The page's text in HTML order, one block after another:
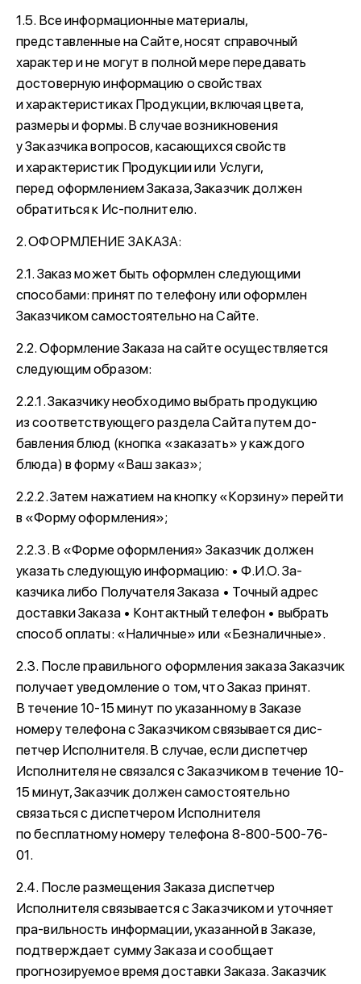
1.5. Все информационные материалы,
представленные на Сайте, носят справочный
характер и не могут в полной мере передавать
достоверную информацию о свойствах
и характеристиках Продукции, включая цвета,
размеры и формы. В случае возникновения
у Заказчика вопросов, касающихся свойств
и характеристик Продукции или Услуги,
перед оформлением Заказа, Заказчик должен
обратиться к Ис-полнителю.
2. ОФОРМЛЕНИЕ ЗАКАЗА:
2.1. Заказ может быть оформлен следующими
способами: принят по телефону или оформлен
Заказчиком самостоятельно на Сайте.
2.2. Оформление Заказа на сайте осуществляется
следующим образом:
2.2.1. Заказчику необходимо выбрать продукцию
из соответствующего раздела Сайта путем до-
бавления блюд (кнопка «заказать» у каждого
блюда) в форму «Ваш заказ»;
2.2.2. Затем нажатием на кнопку «Корзину» перейти
в «Форму оформления»;
2.2.3. В «Форме оформления» Заказчик должен
указать следующую информацию: • Ф.И.О. За-
казчика либо Получателя Заказа • Точный адрес
доставки Заказа • Контактный телефон • выбрать
способ оплаты: «Наличные» или «Безналичные».
2.3. После правильного оформления заказа Заказчик
получает уведомление о том, что Заказ принят.
В течение 10-15 минут по указанному в Заказе
номеру телефона с Заказчиком связывается дис-
петчер Исполнителя. В случае, если диспетчер
Исполнителя не связался с Заказчиком в течение 10-
15 минут, Заказчик должен самостоятельно
связаться с диспетчером Исполнителя
по бесплатному номеру телефона 8-800-500-76-
01.
2.4. После размещения Заказа диспетчер
Исполнителя связывается с Заказчиком и уточняет
пра-вильность информации, указанной в Заказе,
подтверждает сумму Заказа и сообщает
прогнозируемое время доставки Заказа. Заказчик